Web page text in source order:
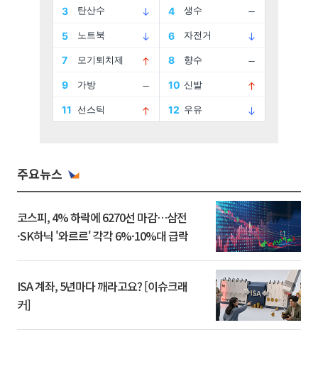
주요뉴스
코스피, 4% 하락에 6270선 마감…삼전
·SK하닉 '와르르' 각각 6%·10%대 급락
ISA 계좌, 5년마다 깨라고요? [이슈크래
커]